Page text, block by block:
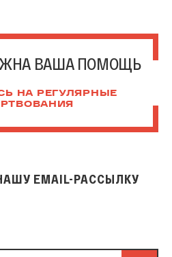
ВАША ПОМОЩЬ
НА РЕГУЛЯРНЫЕ
EMAIL-РАССЫЛКУ